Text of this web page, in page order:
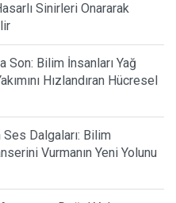
Sinirleri Onararak
Son: Bilim İnsanları Yağ
Hızlandıran Hücresel
Dalgaları: Bilim
Vurmanın Yeni Yolunu